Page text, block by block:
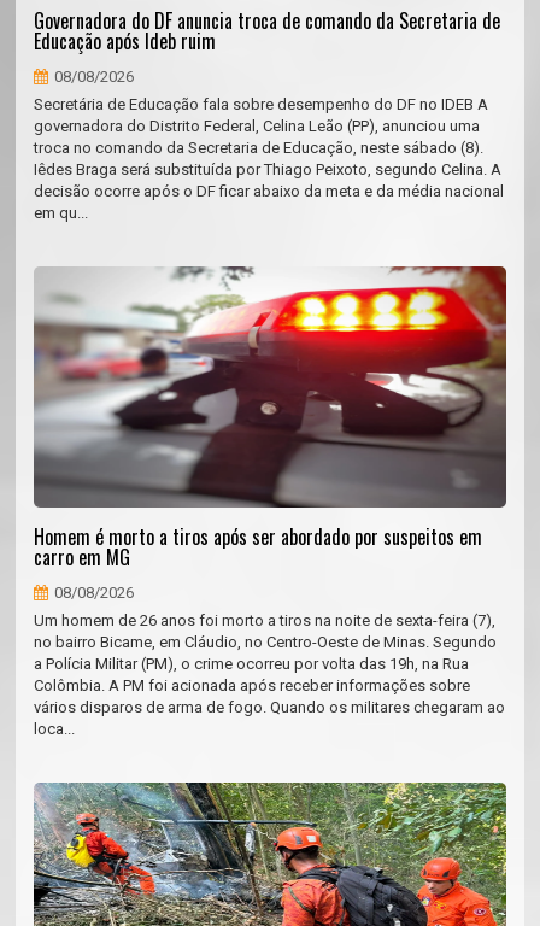
Governadora do DF anuncia troca de comando da Secretaria de
Educação após Ideb ruim
08/08/2026
Secretária de Educação fala sobre desempenho do DF no IDEB A
governadora do Distrito Federal, Celina Leão (PP), anunciou uma
troca no comando da Secretaria de Educação, neste sábado (8).
Iêdes Braga será substituída por Thiago Peixoto, segundo Celina. A
decisão ocorre após o DF ficar abaixo da meta e da média nacional
em qu...
Homem é morto a tiros após ser abordado por suspeitos em
carro em MG
08/08/2026
Um homem de 26 anos foi morto a tiros na noite de sexta-feira (7),
no bairro Bicame, em Cláudio, no Centro-Oeste de Minas. Segundo
a Polícia Militar (PM), o crime ocorreu por volta das 19h, na Rua
Colômbia. A PM foi acionada após receber informações sobre
vários disparos de arma de fogo. Quando os militares chegaram ao
loca...